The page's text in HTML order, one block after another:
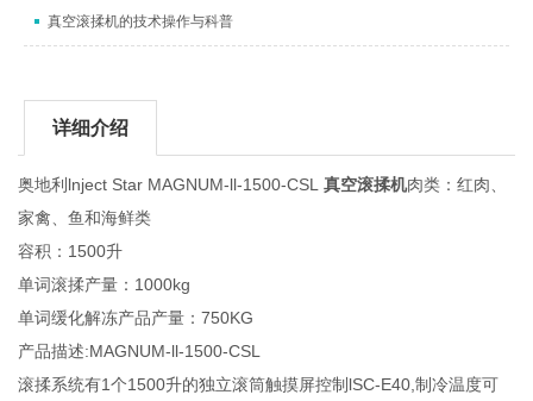
真空滚揉机的技术操作与科普
详细介绍
奥地利lnject Star MAGNUM-ll-1500-CSL 真空滚揉机肉类：红肉、
家禽、鱼和海鲜类
容积：1500升
单词滚揉产量：1000kg
单词缓化解冻产品产量：750KG
产品描述:MAGNUM-ll-1500-CSL
滚揉系统有1个1500升的独立滚筒触摸屏控制lSC-E40,制冷温度可